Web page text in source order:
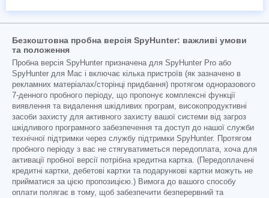
Безкоштовна пробна версія SpyHunter: важливі умови
та положення
Пробна версія SpyHunter призначена для SpyHunter Pro або
SpyHunter для Mac і включає кілька пристроїв (як зазначено в
рекламних матеріалах/сторінці придбання) протягом одноразового
7-денного пробного періоду, що пропонує комплексні функції
виявлення та видалення шкідливих програм, високопродуктивні
засоби захисту для активного захисту вашої системи від загроз
шкідливого програмного забезпечення та доступ до нашої служби
технічної підтримки через службу підтримки SpyHunter. Протягом
пробного періоду з вас не стягуватиметься передоплата, хоча для
активації пробної версії потрібна кредитна картка. (Передоплачені
кредитні картки, дебетові картки та подарункові картки можуть не
прийматися за цією пропозицією.) Вимога до вашого способу
оплати полягає в тому, щоб забезпечити безперервний та